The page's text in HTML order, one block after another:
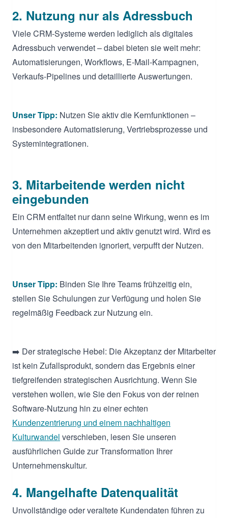
2. Nutzung nur als Adressbuch
Viele CRM-Systeme werden lediglich als digitales
Adressbuch verwendet – dabei bieten sie weit mehr:
Automatisierungen, Workflows, E-Mail-Kampagnen,
Verkaufs-Pipelines und detaillierte Auswertungen.
Unser Tipp: Nutzen Sie aktiv die Kernfunktionen –
insbesondere Automatisierung, Vertriebsprozesse und
Systemintegrationen.
3. Mitarbeitende werden nicht
eingebunden
Ein CRM entfaltet nur dann seine Wirkung, wenn es im
Unternehmen akzeptiert und aktiv genutzt wird. Wird es
von den Mitarbeitenden ignoriert, verpufft der Nutzen.
Unser Tipp: Binden Sie Ihre Teams frühzeitig ein,
stellen Sie Schulungen zur Verfügung und holen Sie
regelmäßig Feedback zur Nutzung ein.
➡️ Der strategische Hebel: Die Akzeptanz der Mitarbeiter
ist kein Zufallsprodukt, sondern das Ergebnis einer
tiefgreifenden strategischen Ausrichtung. Wenn Sie
verstehen wollen, wie Sie den Fokus von der reinen
Software-Nutzung hin zu einer echten
Kundenzentrierung und einem nachhaltigen
Kulturwandel verschieben, lesen Sie unseren
ausführlichen Guide zur Transformation Ihrer
Unternehmenskultur.
4. Mangelhafte Datenqualität
Unvollständige oder veraltete Kundendaten führen zu